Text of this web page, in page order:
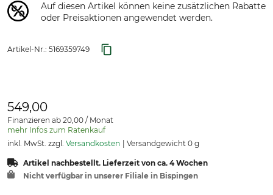
Auf diesen Artikel können keine zusätzlichen Rabatte
oder Preisaktionen angewendet werden.
Artikel-Nr.: 5169359749
549,00
Finanzieren ab 20,00 / Monat
mehr Infos zum Ratenkauf
inkl. MwSt. zzgl. Versandkosten Versandgewicht 0 g
Artikel nachbestellt. Lieferzeit von ca. 4 Wochen
Nicht verfügbar in unserer Filiale in Bispingen